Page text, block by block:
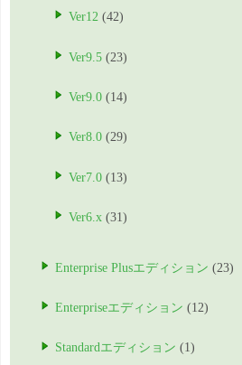
Ver12 (42)
Ver9.5 (23)
Ver9.0 (14)
Ver8.0 (29)
Ver7.0 (13)
Ver6.x (31)
Enterprise Plusエディション (23)
Enterpriseエディション (12)
Standardエディション (1)